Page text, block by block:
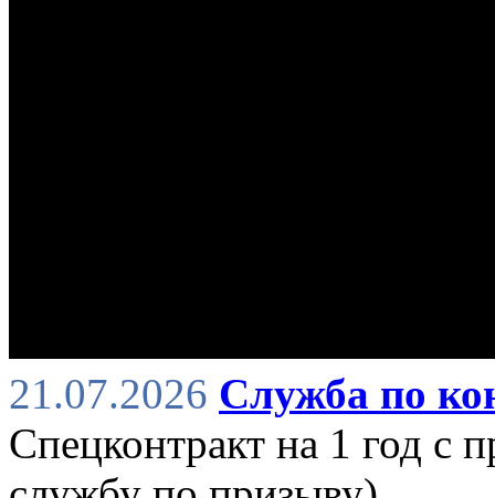
21.07.2026 Служба по
Спецконтракт на 1 год с